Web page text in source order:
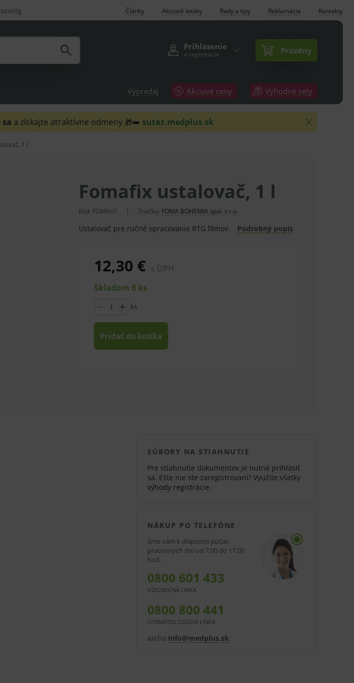
Články Akciové letáky Rady a tipy Reklamácia Kontakty
Prihlásenie
a registrácia Prázdny
Výpredaj Akciové ceny Výhodné sety
a získajte atraktívne odmeny 🎁➡️ sutaz.medplus.sk
1 l
Fomafix ustalovač, 1 l
Kód: FOMAU1 Značka: FOMA BOHEMIA spol. s r.o.
Ustalovač pre ručné spracovanie RTG filmov. Podrobný popis
12,30 € s DPH
Skladom 8 ks
ks
Pridať do košíka
SÚBORY NA STIAHNUTIE
Pre stiahnutie dokumentov je nutné prihlásiť
sa. Ešte nie ste zaregistrovaní? Využite všetky
výhody registrácie.
NÁKUP PO TELEFÓNE
Sme vám k dispozícii počas
pracovných dní od 7.00 do 17.00
hod.
0800 601 433
VŠEOBECNÁ LINKA
0800 800 441
STOMATOLOGICKÁ LINKA
alebo info@medplus.sk